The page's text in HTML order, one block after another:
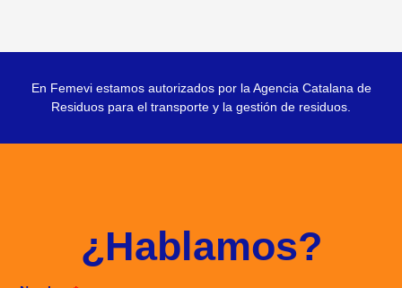
En Femevi estamos autorizados por laAgencia Catalana de
Residuos para el transporte y la gestión de residuos.
¿Hablamos?